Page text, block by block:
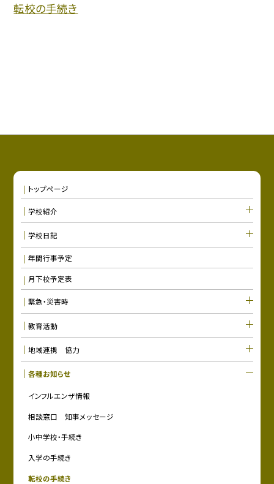
転校の手続き
トップページ
学校紹介
学校日記
年間行事予定
月下校予定表
緊急・災害時
教育活動
地域連携 協力
各種お知らせ
インフルエンザ情報
相談窓口 知事メッセージ
小中学校・手続き
入学の手続き
転校の手続き